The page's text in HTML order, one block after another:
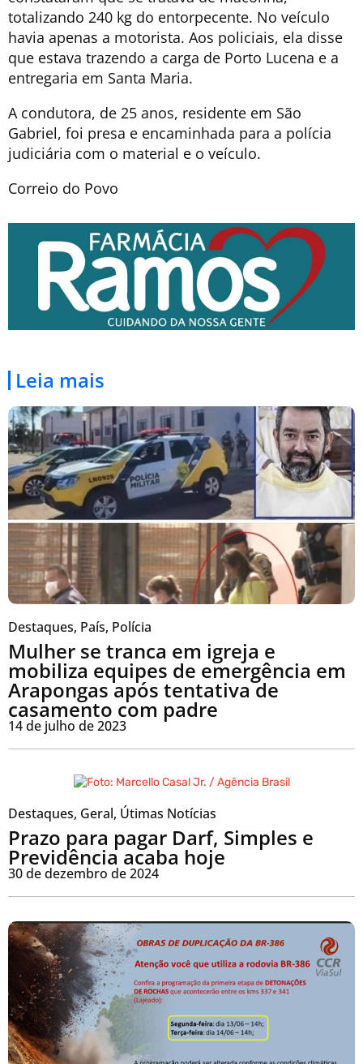
totalizando 240 kg do entorpecente. No veículo
havia apenas a motorista. Aos policiais, ela disse
que estava trazendo a carga de Porto Lucena e a
entregaria em Santa Maria.
A condutora, de 25 anos, residente em São
Gabriel, foi presa e encaminhada para a polícia
judiciária com o material e o veículo.
Correio do Povo
Leia mais
Destaques, País, Polícia
Mulher se tranca em igreja e
mobiliza equipes de emergência em
Arapongas após tentativa de
casamento com padre
14 de julho de 2023
Destaques, Geral, Útimas Notícias
Prazo para pagar Darf, Simples e
Previdência acaba hoje
30 de dezembro de 2024